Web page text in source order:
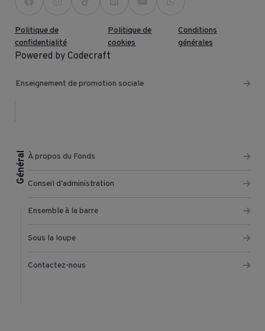
Politique de
confidentialité
Politique de
cookies
Conditions
générales
Powered by Codecraft
Enseignement de promotion sociale
Général À propos du Fonds
Conseil d'administration
Ensemble à la barre
Sous la loupe
Contactez-nous